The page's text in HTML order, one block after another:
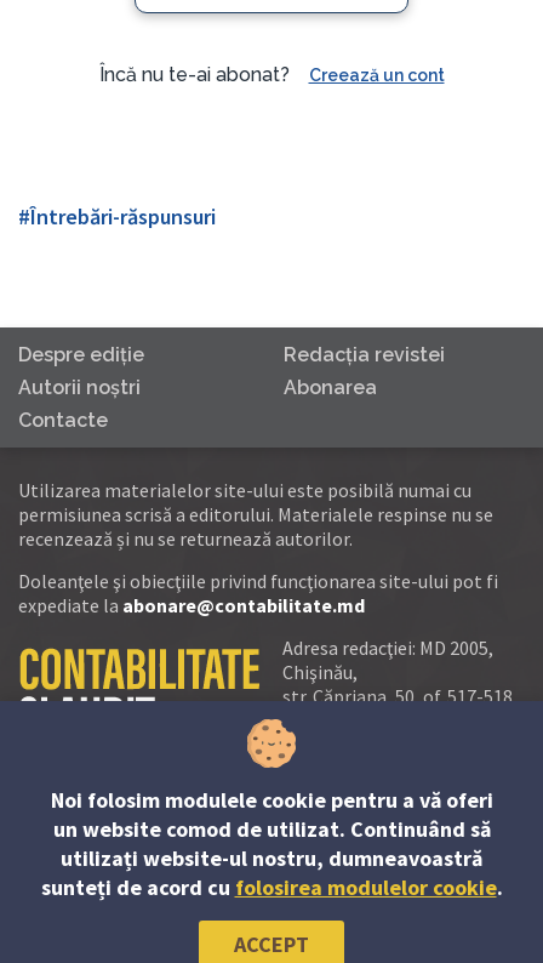
Încă nu te-ai abonat? Creează un cont
#Întrebări-răspunsuri
Despre ediţie
Redacţia revistei
Autorii noştri
Abonarea
Contacte
Utilizarea materialelor site-ului este posibilă numai cu
permisiunea scrisă a editorului. Materialele respinse nu se
recenzează și nu se returnează autorilor.
Doleanţele şi obiecţiile privind funcţionarea site-ului pot fi
expediate la abonare@contabilitate.md
Adresa redacţiei: MD 2005,
Chişinău,
str. Căpriana, 50, of. 517-518
tel.:
tel./fax:
e-mail:
abonare@contabilitate.md
newsletter:
contabilitate@
Noi folosim modulele cookie pentru a vă oferi
un website comod de utilizat. Continuând să
utilizați website-ul nostru, dumneavoastră
sunteți de acord cu folosirea modulelor cookie.
ACCEPT